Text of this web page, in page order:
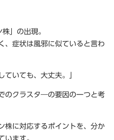
」の出現。
、症状は風邪に似ていると言わ
ていても、大丈夫。」
のクラスタ―の要因の一つと考
株に対応するポイントを、分か
います。